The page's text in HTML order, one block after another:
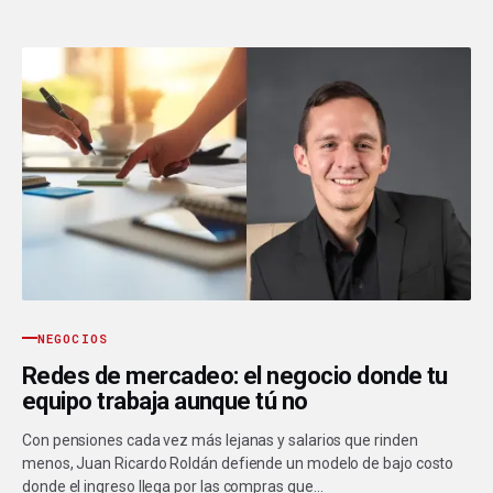
NEGOCIOS
Redes de mercadeo: el negocio donde tu
equipo trabaja aunque tú no
Con pensiones cada vez más lejanas y salarios que rinden
menos, Juan Ricardo Roldán defiende un modelo de bajo costo
donde el ingreso llega por las compras que…